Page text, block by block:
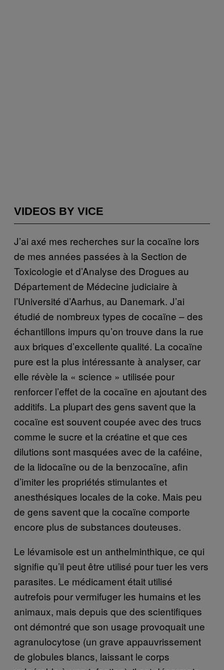
VIDEOS BY VICE
J’ai axé mes recherches sur la cocaïne lors
de mes années passées à la Section de
Toxicologie et d’Analyse des Drogues au
Département de Médecine judiciaire à
l’Université d’Aarhus, au Danemark. J’ai
étudié de nombreux types de cocaïne – des
échantillons impurs qu’on trouve dans la rue
aux briques d’excellente qualité. La cocaïne
pure est la plus intéressante à analyser, car
elle révèle la « science » utilisée pour
renforcer l’effet de la cocaïne en ajoutant des
additifs. La plupart des gens savent que la
cocaïne est souvent coupée avec des trucs
comme le sucre et la créatine et que ces
dilutions sont masquées avec de la caféine,
de la lidocaïne ou de la benzocaïne, afin
d’imiter les propriétés stimulantes et
anesthésiques locales de la coke. Mais peu
de gens savent que la cocaïne comporte
encore plus de substances douteuses.
Le lévamisole est un anthelminthique, ce qui
signifie qu’il peut être utilisé pour tuer les vers
parasites. Le médicament était utilisé
autrefois pour vermifuger les humains et les
animaux, mais depuis que des scientifiques
ont démontré que son usage provoquait une
agranulocytose (un grave appauvrissement
de globules blancs, laissant le corps